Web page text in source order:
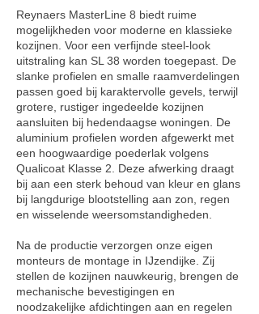
Reynaers MasterLine 8 biedt ruime
mogelijkheden voor moderne en klassieke
kozijnen. Voor een verfijnde steel-look
uitstraling kan SL 38 worden toegepast. De
slanke profielen en smalle raamverdelingen
passen goed bij karaktervolle gevels, terwijl
grotere, rustiger ingedeelde kozijnen
aansluiten bij hedendaagse woningen. De
aluminium profielen worden afgewerkt met
een hoogwaardige poederlak volgens
Qualicoat Klasse 2. Deze afwerking draagt
bij aan een sterk behoud van kleur en glans
bij langdurige blootstelling aan zon, regen
en wisselende weersomstandigheden.
Na de productie verzorgen onze eigen
monteurs de montage in IJzendijke. Zij
stellen de kozijnen nauwkeurig, brengen de
mechanische bevestigingen en
noodzakelijke afdichtingen aan en regelen